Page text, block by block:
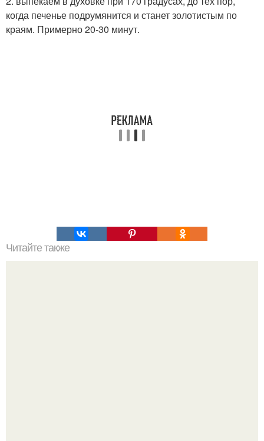
когда печенье подрумянится и станет золотистым по
краям. Примерно 20-30 минут.
Читайте также